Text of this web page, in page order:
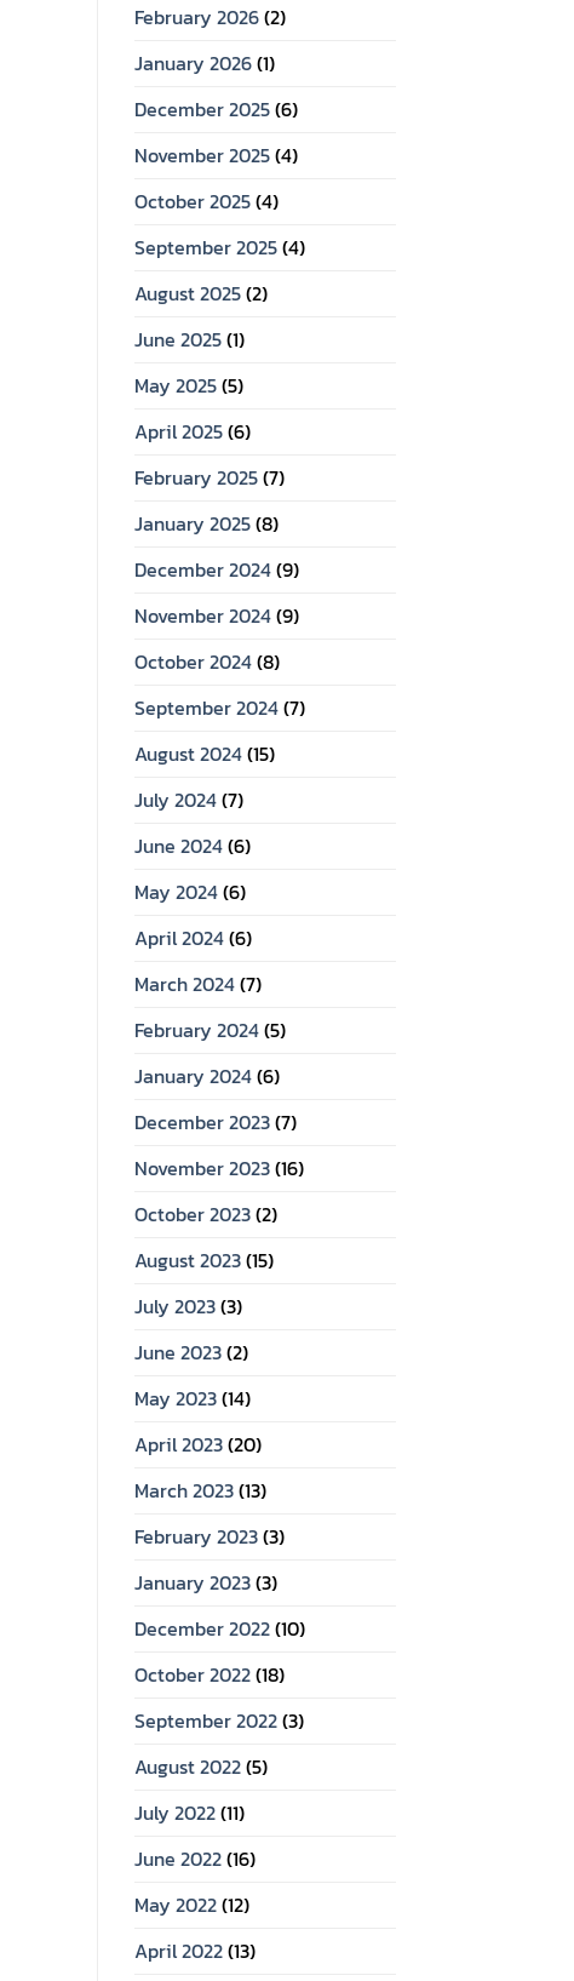
February 2026(2)
January 2026(1)
December 2025(6)
November 2025(4)
October 2025(4)
September 2025(4)
August 2025(2)
June 2025(1)
May 2025(5)
April 2025(6)
February 2025(7)
January 2025(8)
December 2024(9)
November 2024(9)
October 2024(8)
September 2024(7)
August 2024(15)
July 2024(7)
June 2024(6)
May 2024(6)
April 2024(6)
March 2024(7)
February 2024(5)
January 2024(6)
December 2023(7)
November 2023(16)
October 2023(2)
August 2023(15)
July 2023(3)
June 2023(2)
May 2023(14)
April 2023(20)
March 2023(13)
February 2023(3)
January 2023(3)
December 2022(10)
October 2022(18)
September 2022(3)
August 2022(5)
July 2022(11)
June 2022(16)
May 2022(12)
April 2022(13)